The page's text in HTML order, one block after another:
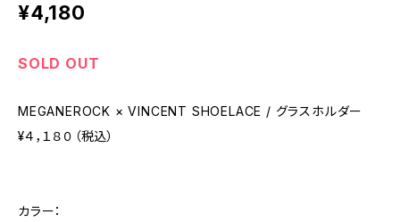
¥4,180
SOLD OUT
MEGANEROCK × VINCENT SHOELACE / グラスホルダー
¥４，１８０（税込）
カラー：